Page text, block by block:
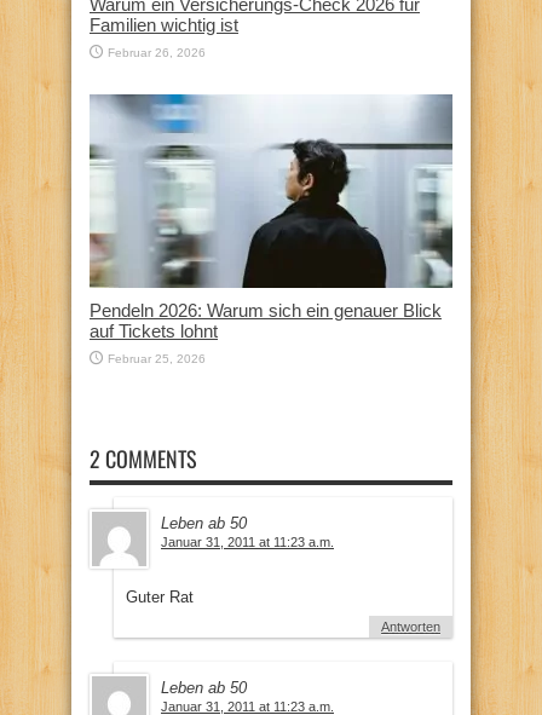
Familien wichtig ist
Februar 26, 2026
Pendeln 2026: Warum sich ein genauer Blick
auf Tickets lohnt
Februar 25, 2026
2 COMMENTS
Leben ab 50
Januar 31, 2011 at 11:23 a.m.
Guter Rat
Antworten
Leben ab 50
Januar 31, 2011 at 11:23 a.m.